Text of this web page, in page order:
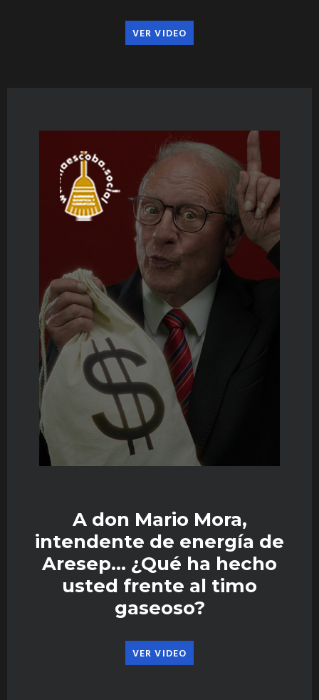
VER VIDEO
A don Mario Mora,
intendente de energía de
Aresep… ¿Qué ha hecho
usted frente al timo
gaseoso?
VER VIDEO